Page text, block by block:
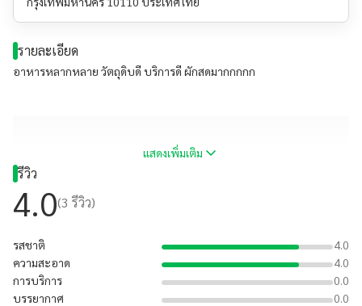
รายละเอียด
อาหารหลากหลาย วัตถุดิบดี บริการดี ผักสดมากกกกก
แสดงเพิ่มเติม
รีวิว
4.0(3 รีวิว)
รสชาติ
4.0
ความสะอาด
4.0
การบริการ
0.0
บรรยากาศ
0.0